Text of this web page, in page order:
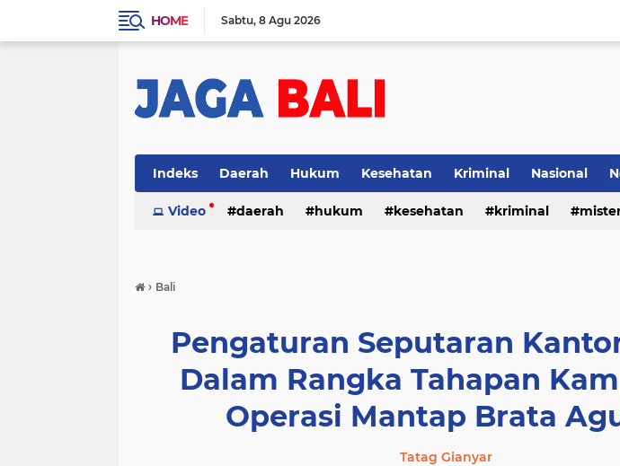
HOME Sabtu 8 Agu 2026
Indeks Daerah Hukum Kesehatan Kriminal Nasional
Video daerah hukum kesehatan kriminal
› Bali
Pengaturan Seputaran
Dalam Rangka Tahapan
Operasi Mantap Brata
Tatag Gianyar